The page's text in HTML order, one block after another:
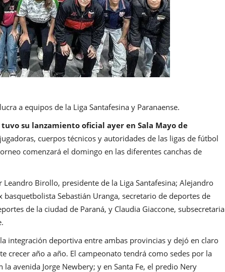
a equipos de la Liga Santafesina y Paranaense.
su lanzamiento oficial ayer en Sala Mayo de
cuerpos técnicos y autoridades de las ligas de fútbol
comenzará el domingo en las diferentes canchas de
Birollo, presidente de la Liga Santafesina; Alejandro
basquetbolista Sebastián Uranga, secretario de deportes de
de la ciudad de Paraná, y Claudia Giaccone, subsecretaria
integración deportiva entre ambas provincias y dejó en claro
crecer año a año. El campeonato tendrá como sedes por la
la avenida Jorge Newbery; y en Santa Fe, el predio Nery